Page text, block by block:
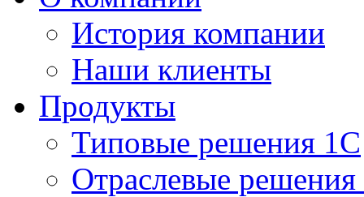
История компании
Наши клиенты
Продукты
Типовые решения 1С
Отраслевые